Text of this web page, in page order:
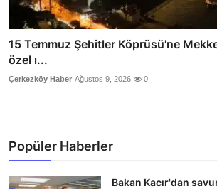
15 Temmuz Şehitler Köprüsü'ne
özel ı...
Çerkezköy Haber Ağustos 9, 2026 0
Popüler Haberler
Bakan Kacır'dan